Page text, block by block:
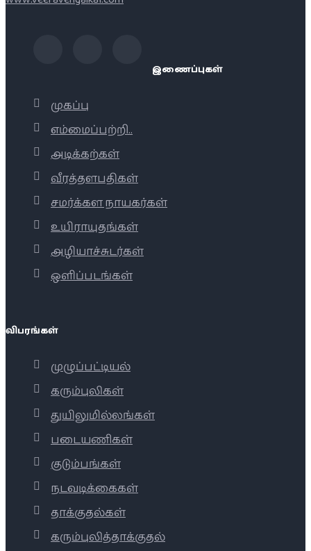
இணைப்புகள்
முகப்பு
எம்மைப்பற்றி..
அடிக்கற்கள்
வீரத்தளபதிகள்
சமர்க்கள நாயகர்கள்
உயிராயுதங்கள்
அழியாச்சுடர்கள்
ஒளிப்படங்கள்
விபரங்கள்
முழுப்பட்டியல்
கரும்புலிகள்
துயிலுமில்லங்கள்
படையணிகள்
குடும்பங்கள்
நடவடிக்கைகள்
தாக்குதல்கள்
கரும்புலித்தாக்குதல்